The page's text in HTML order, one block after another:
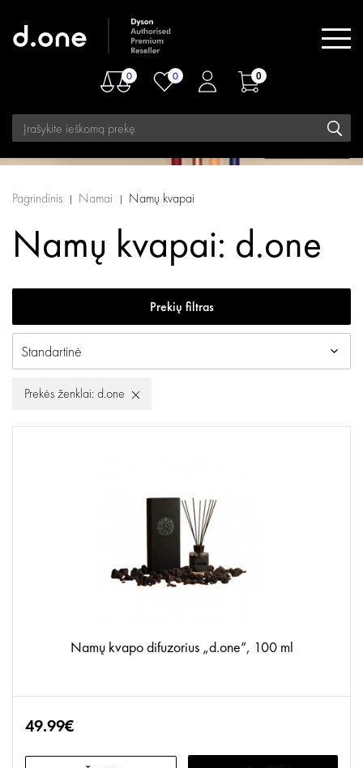
0 0 0
Pagrindinis Namai Namų kvapai
Namų kvapai: d.one
Prekių filtras
Prekės ženklai: d.one
Namų kvapo difuzorius „d.one“, 100 ml
49.99€